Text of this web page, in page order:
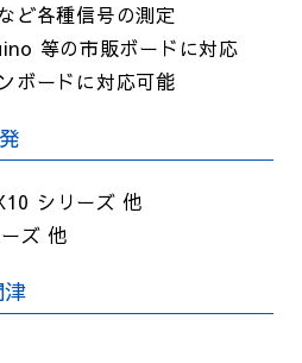
ど各種信号の測定
等の市販ボードに対応
ボードに対応可能
シリーズ 他
ズ 他